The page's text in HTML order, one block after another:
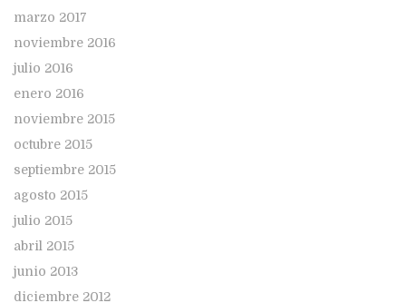
marzo 2017
noviembre 2016
julio 2016
enero 2016
noviembre 2015
octubre 2015
septiembre 2015
agosto 2015
julio 2015
abril 2015
junio 2013
diciembre 2012